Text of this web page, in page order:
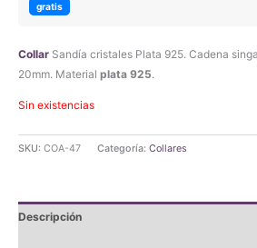
gratis
Collar Sandía cristales Plata 925. Cadena
20mm. Material plata 925.
Sin existencias
SKU: COA-47 Categoría: Collares
Descripción